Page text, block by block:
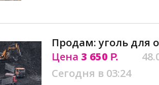
Продам: уголь для
Цена 3 650 Р.
Сегодня в 03:24